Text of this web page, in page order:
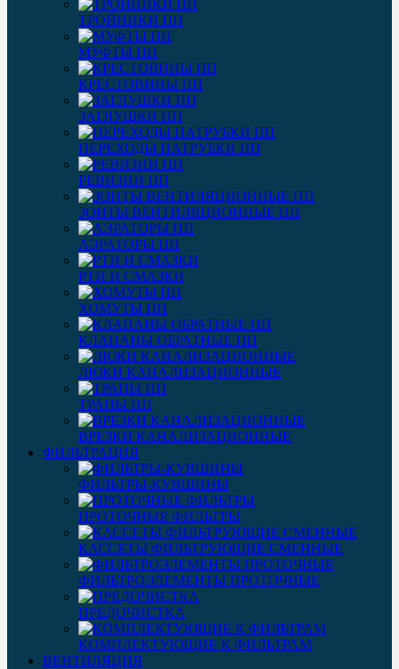
ТРОЙНИКИ ПП
МУФТЫ ПП
КРЕСТОВИНЫ ПП
ЗАГЛУШКИ ПП
ПЕРЕХОДЫ ПАТРУБКИ ПП
РЕВИЗИИ ПП
ЗОНТЫ ВЕНТИЛЯЦИОННЫЕ ПП
АЭРАТОРЫ ПП
РТИ И СМАЗКИ
ХОМУТЫ ПП
КЛАПАНЫ ОБРАТНЫЕ ПП
ЛЮКИ КАНАЛИЗАЦИОННЫЕ
ТРАПЫ ПП
ВРЕЗКИ КАНАЛИЗАЦИОННЫЕ
ФИЛЬТРАЦИЯ
ФИЛЬТРЫ-КУВШИНЫ
ПРОТОЧНЫЕ ФИЛЬТРЫ
КАССЕТЫ ФИЛЬТРУЮЩИЕ СМЕННЫЕ
ФИЛЬТРОЭЛЕМЕНТЫ ПРОТОЧНЫЕ
ПРЕДОЧИСТКА
КОМПЛЕКТУЮЩИЕ К ФИЛЬТРАМ
ВЕНТИЛЯЦИЯ